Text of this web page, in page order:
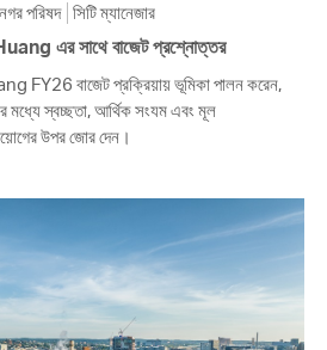
নগর পরিষদ সিটি ম্যানেজার
এর সাথে বাজেট প্রশ্নোত্তর
বাজেট প্রক্রিয়ায় ভূমিকা পালন করেন,
মধ্যে স্বচ্ছতা, আর্থিক সংযম এবং মূল
উপর জোর দেন।